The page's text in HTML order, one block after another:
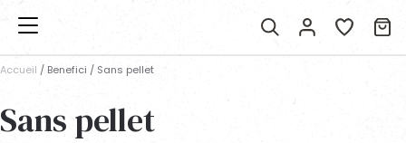
Accueil / Benefici / Sans pellet
Sans pellet